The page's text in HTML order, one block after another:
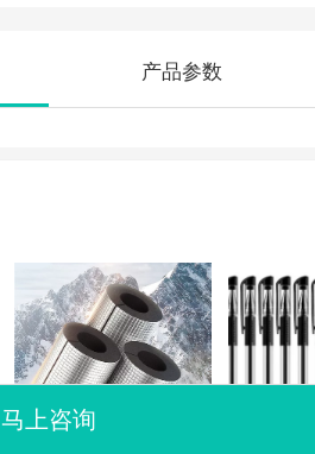
产品参数
保温棉
马上咨询